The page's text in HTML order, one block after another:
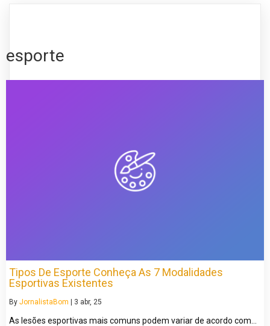
esporte
Tipos De Esporte Conheça As 7 Modalidades
Esportivas Existentes
By JornalistaBom | 3 abr, 25
As lesões esportivas mais comuns podem variar de acordo com…